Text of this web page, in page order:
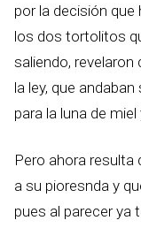
por la decisión
los dos tortolitos
saliendo, revelaron
la ley, que
para la luna de
Pero ahora resulta
a su pioresnda y
pues al parecer ya